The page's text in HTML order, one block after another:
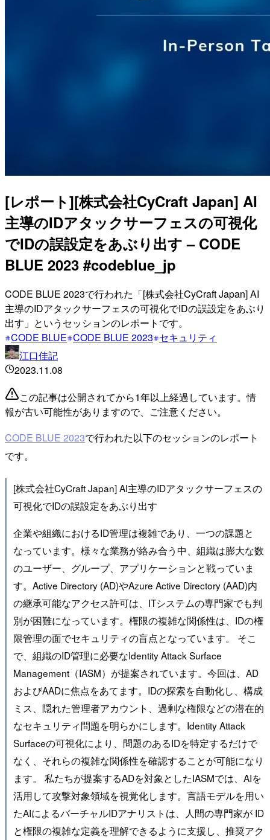
[レポート][株式会社CyCraft Japan] AI
主導のIDアタックサーフェスの可視化
でIDの誤設定をあぶり出す – CODE
BLUE 2023 #codeblue_jp
CODE BLUE 2023で行われた「[株式会社CyCraft Japan] AI
主導のIDアタックサーフェスの可視化でIDの誤設定をあぶり
出す」というセッションのレポートです。
CODE BLUE CODE BLUE 2023 セキュリティ
江口佳記
2023.11.08
この記事は公開されてから1年以上経過しています。情
報が古い可能性がありますので、ご注意ください。
CODE BLUE 2023で行われた以下のセッションのレポート
です。
[株式会社CyCraft Japan] AI主導のIDアタックサーフェスの
可視化でIDの誤設定をあぶり出す
企業や組織におけるID管理は複雑であり、一つの課題と
なっています。様々な業務が絡み合う中、組織は膨大な数
のユーザー、グループ、アプリケーションと戦っていま
す。Active Directory (AD)やAzure Active Directory (AAD)内
の継承可能なアクセス許可は、ITシステムの専門家でも判
別が困難になっています。権限の複雑な関係性は、IDの権
限管理の面でセキュリティの盲点となっています。 そこ
で、組織のID管理に必要なIdentity Attack Surface
Management（IASM）が提案されています。今回は、AD
およびAADに焦点をあてます。IDの探索を自動化し、構成
ミス、隠れた管理者アカウント、過剰な権限などの潜在的
なセキュリティ問題を明らかにします。Identity Attack
Surfaceの可視化により、問題のあるIDを特定するだけで
なく、それらの複雑な関係性を確認することが可能になり
ます。 私たちが提案するADを対象としたIASMでは、AIを
活用して攻撃対象領域を視覚化します。言語モデルを用い
たAIによるバーチャルIDアナリストは、人間の専門家が ID
と権限の複雑な定義を理解できるように支援し、推奨アク